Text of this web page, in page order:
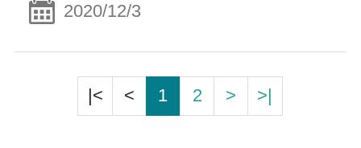
2020/12/3
|< < 1 2 > >|